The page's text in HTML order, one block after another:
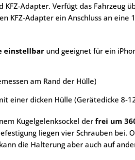
KFZ-Adapter. Verfügt das
KFZ-Adapter ein Anschluss an
einstellbar und geeignet für ein
am Rand der Hülle)
einer dicken Hülle (Gerätedicke
Kugelgelenksockel derfrei um
liegen vier Schrauben
die Halterung aber auch auf